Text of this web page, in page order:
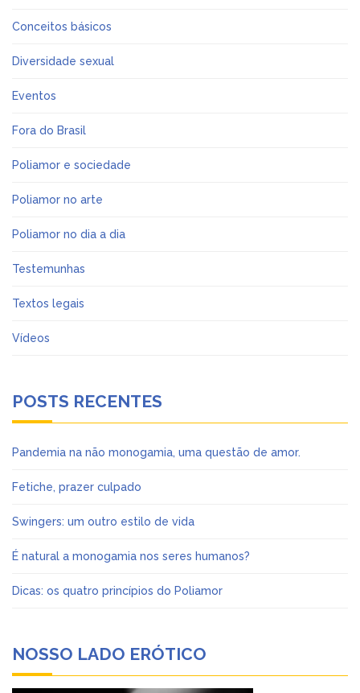
Conceitos básicos
Diversidade sexual
Eventos
Fora do Brasil
Poliamor e sociedade
Poliamor no arte
Poliamor no dia a dia
Testemunhas
Textos legais
Vídeos
POSTS RECENTES
Pandemia na não monogamia, uma questão de amor.
Fetiche, prazer culpado
Swingers: um outro estilo de vida
É natural a monogamia nos seres humanos?
Dicas: os quatro princípios do Poliamor
NOSSO LADO ERÓTICO